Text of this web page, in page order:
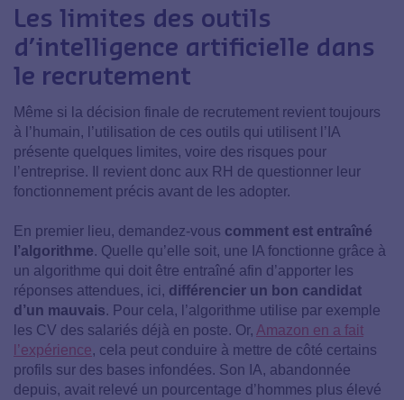
Les limites des outils
d’intelligence artificielle dans
le recrutement
Même si la décision finale de recrutement revient toujours
à l’humain, l’utilisation de ces outils qui utilisent l’IA
présente quelques limites, voire des risques pour
l’entreprise. Il revient donc aux RH de questionner leur
fonctionnement précis avant de les adopter.
En premier lieu, demandez-vous comment est entraîné
l’algorithme. Quelle qu’elle soit, une IA fonctionne grâce à
un algorithme qui doit être entraîné afin d’apporter les
réponses attendues, ici, différencier un bon candidat
d’un mauvais. Pour cela, l’algorithme utilise par exemple
les CV des salariés déjà en poste. Or, Amazon en a fait
l’expérience, cela peut conduire à mettre de côté certains
profils sur des bases infondées. Son IA, abandonnée
depuis, avait relevé un pourcentage d’hommes plus élevé